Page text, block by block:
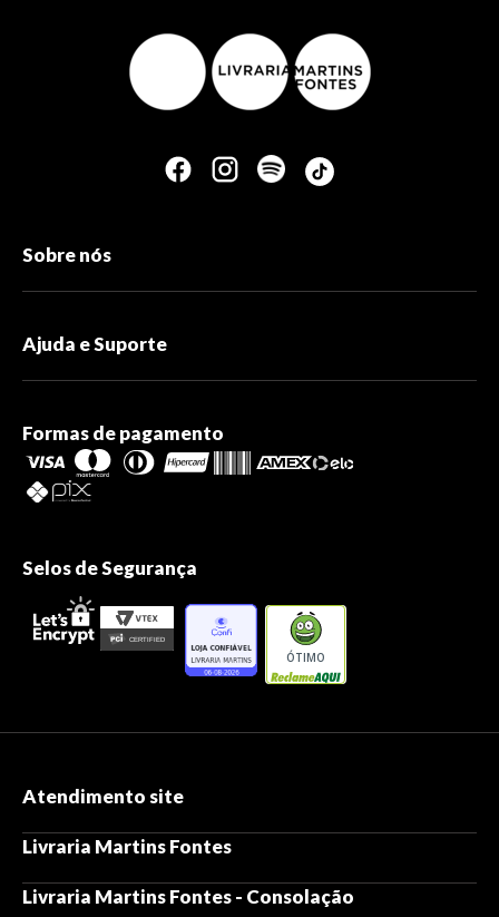
Sobre nós
Ajuda e Suporte
Formas de pagamento
Selos de Segurança
ÓTIMO
Atendimento site
Livraria Martins Fontes
Livraria Martins Fontes - Consolação